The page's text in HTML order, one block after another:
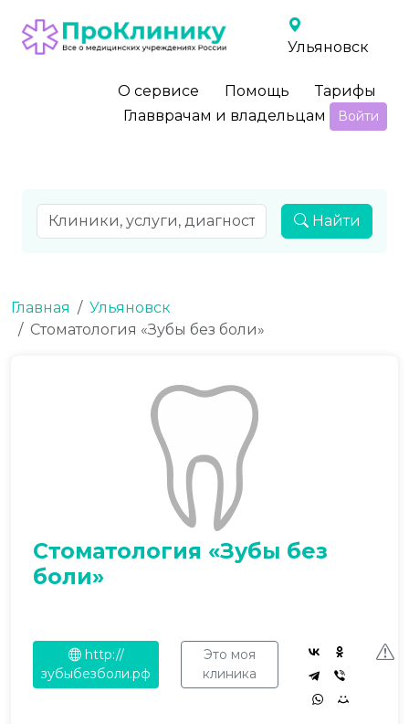
Ульяновск
О сервисе Помощь
Тарифы
Главврачам и владельцам
Войти
Найти
Главная
Ульяновск
Стоматология «Зубы без боли»
Стоматология «Зубы без
боли»
http://
зубыбезболи.рф
Это моя
клиника